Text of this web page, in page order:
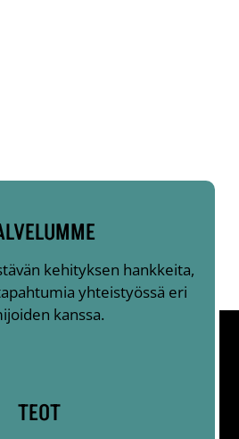
kehityksen hankkeita,
yhteistyössä eri
kanssa.
TEOT